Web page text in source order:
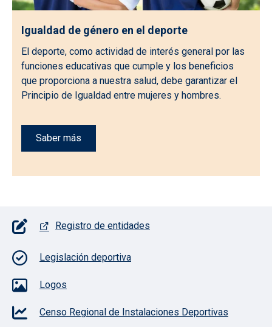
Igualdad de género en el deporte
El deporte, como actividad de interés general por las
funciones educativas que cumple y los beneficios
que proporciona a nuestra salud, debe garantizar el
Principio de Igualdad entre mujeres y hombres.
Saber más
Pie de página con iconos
Registro de entidades
Legislación deportiva
Logos
Censo Regional de Instalaciones Deportivas